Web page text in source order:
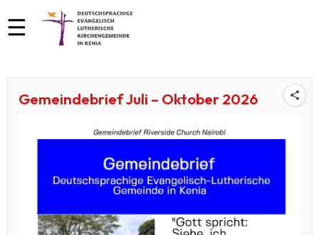
☰
Gemeindebrief Juli – Oktober 2026